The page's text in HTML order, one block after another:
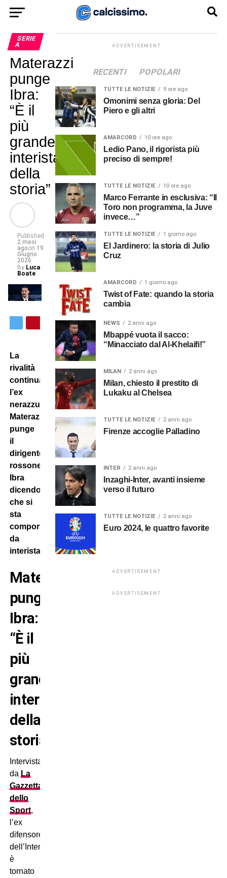
SERIE
A
Materazzi
punge
Ibra:
“È il
più
grande
interista
della
storia”
Published
2 mesi
agoon 19
Giugno
2026
By Luca
Boate
La
rivalità
continua:
l’ex
nerazzurro
Materazzi
punge
il
dirigente
rossonero
Ibra
dicendo
che si
sta
comportando
da
interista.
Materazzi
punge
Ibra:
“È il
più
grande
interista
della
storia”
Intervistato
da La
Gazzetta
dello
Sport,
l’ex
difensore
dell’Inter
è
tornato
ADVERTISEMENT
RECENTI POPOLARI
TUTTE LE NOTIZIE 9 ore ago
Omonimi senza gloria: Del
Piero e gli altri
AMARCORD 10 ore ago
Ledio Pano, il rigorista più
preciso di sempre!
TUTTE LE NOTIZIE 10 ore ago
Marco Ferrante in esclusiva: “Il
Toro non programma, la Juve
invece…”
TUTTE LE NOTIZIE 1 giorno ago
El Jardinero: la storia di Julio
Cruz
AMARCORD 1 giorno ago
Twist of Fate: quando la storia
cambia
NEWS 2 anni ago
Mbappé vuota il sacco:
“Minacciato dal Al-Khelaifi!”
MILAN 2 anni ago
Milan, chiesto il prestito di
Lukaku al Chelsea
TUTTE LE NOTIZIE 2 anni ago
Firenze accoglie Palladino
INTER 2 anni ago
Inzaghi-Inter, avanti insieme
verso il futuro
TUTTE LE NOTIZIE 2 anni ago
Euro 2024, le quattro favorite
ADVERTISEMENT
ADVERTISEMENT